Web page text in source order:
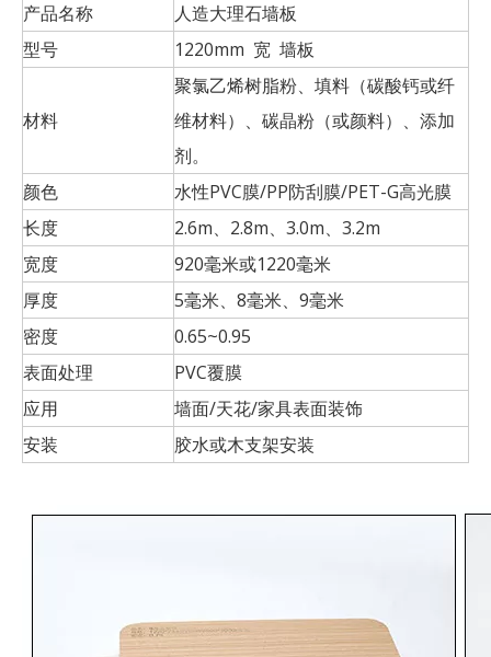
产品名称
人造大理石墙板
型号
1220mm 宽 墙板
材料
聚氯乙烯树脂粉、填料（碳酸钙或纤
维材料）、碳晶粉（或颜料）、添加
剂。
颜色
水性PVC膜/PP防刮膜/PET-G高光膜
长度
2.6m、2.8m、3.0m、3.2m
宽度
920毫米或1220毫米
厚度
5毫米、8毫米、9毫米
密度
0.65~0.95
表面处理
PVC覆膜
应用
墙面/天花/家具表面装饰
安装
胶水或木支架安装